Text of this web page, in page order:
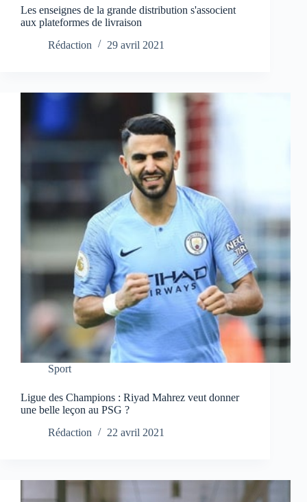
Les enseignes de la grande distribution s'associent
aux plateformes de livraison
Rédaction
29 avril 2021
Sport
Ligue des Champions : Riyad Mahrez veut donner
une belle leçon au PSG ?
Rédaction
22 avril 2021